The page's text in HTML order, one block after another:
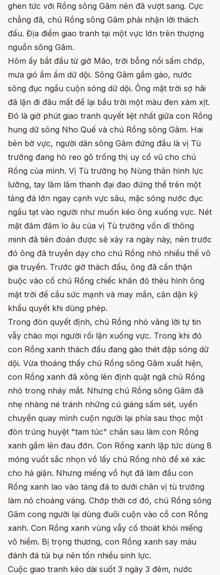
ghen tức với Rồng sông Gâm nên đã vượt sang. Cực
chẳng đã, chú Rồng sông Gâm phải nhận lời thách
đấu. Địa điểm giao tranh tại một vực lớn trên thượng
nguồn sông Gâm.
Hôm ấy bắt đầu từ giờ Mão, trời bỗng nổi sấm chớp,
mưa gió ầm ầm dữ dội. Sông Gâm gầm gào, nước
sông đục ngầu cuộn sóng dữ dội. Ông mặt trời sợ hãi
đã lặn đi đâu mất để lại bầu trời một màu đen xám xịt.
Đó là giờ phút giao tranh quyết liệt nhất giữa con Rồng
hung dữ sông Nho Quế và chú Rồng sông Gâm. Hai
bên bờ vực, người dân sông Gâm đứng đầu là vị Tù
trưởng đang hò reo gõ trống thị uy cổ vũ cho chú
Rồng của mình. Vị Tù trưởng họ Nùng thân hình lực
lưỡng, tay lăm lăm thanh đại đao đứng thế trên một
tảng đá lớn ngay cạnh vực sâu, mặc sóng nước đục
ngầu tạt vào người như muốn kéo ông xuống vực. Nét
mặt đăm đăm lo âu của vị Tù trưởng vốn dĩ thông
minh đã tiên đoán được sẽ xảy ra ngày này, nên trước
đó ông đã truyền dạy cho chú Rồng nhỏ nhiều thế võ
gia truyền. Trước giờ thách đấu, ông đã cẩn thận
buộc vào cổ chú Rồng chiếc khăn đỏ thêu hình ông
mặt trời để cầu sức mạnh và may mắn, căn dặn kỹ
khẩu quyết khi dùng phép.
Trong đòn quyết định, chú Rồng nhỏ vâng lời tự tin
vẫy chào mọi người rồi lặn xuống vực. Trong khi đó
con Rồng xanh thách đấu đang gào thét đập sóng dữ
dội. Vừa thoáng thấy chú Rồng sông Gâm xuất hiện,
con Rồng xanh đã xông lên định quật ngã chú Rồng
nhỏ trong nháy mắt. Nhưng chú Rồng sông Gâm đã
nhẹ nhàng né tránh những cú giáng sấm sét, uyển
chuyển quay mình cuộn người lại phía sau thọc một
đòn trúng huyệt "tam túc" chân sau làm con Rồng
xanh gầm lên đau đớn. Con Rồng xanh lập tức dùng 8
móng vuốt sắc nhọn vồ lấy chú Rồng nhỏ để xé xác
cho hả giận. Nhưng miếng vồ hụt đã làm đầu con
Rồng xanh lao vào tảng đá to dưới chân vị tù trưởng
làm nó choáng váng. Chớp thời cơ đó, chú Rồng sông
Gâm cong người lại dùng đuôi cuộn vào cổ con Rồng
xanh. Con Rồng xanh vùng vẫy cố thoát khỏi miếng
võ hiểm. Bị trọng thương, con Rồng xanh say máu
đánh đá túi bụi nên tốn nhiều sinh lực.
Cuộc giao tranh kéo dài suốt 3 ngày 3 đêm, nước